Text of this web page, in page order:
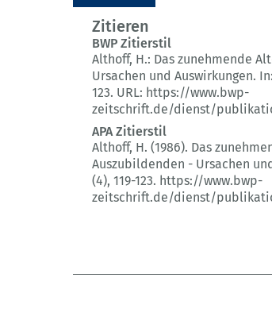
Zitieren
BWP Zitierstil
Althoff, H.: Das zunehmende
Ursachen und Auswirkungen.
123. URL: https://www.bwp-
zeitschrift.de/dienst/
APA Zitierstil
Althoff, H. (1986). Das
Auszubildenden - Ursachen
(4), 119-123. https://www.bwp-
zeitschrift.de/dienst/